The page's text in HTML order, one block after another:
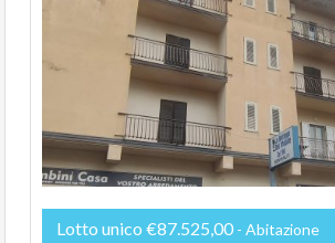
Lotto unico €87.525,00 - Abitazione